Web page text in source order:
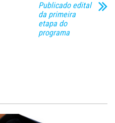
Publicado edital
da primeira
etapa do
programa